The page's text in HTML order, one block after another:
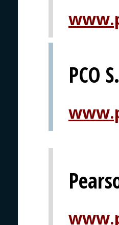
PCO